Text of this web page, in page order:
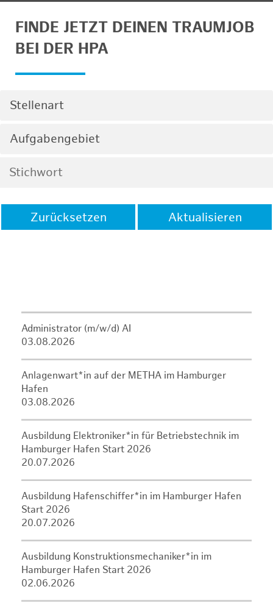
FINDE JETZT DEINEN TRAUMJOB
BEI DER HPA
Stellenart
Aufgabengebiet
Zurücksetzen Aktualisieren
Administrator (m/w/d) AI
03.08.2026
Anlagenwart*in auf der METHA im Hamburger
Hafen
03.08.2026
Ausbildung Elektroniker*in für Betriebstechnik im
Hamburger Hafen Start 2026
20.07.2026
Ausbildung Hafenschiffer*in im Hamburger Hafen
Start 2026
20.07.2026
Ausbildung Konstruktionsmechaniker*in im
Hamburger Hafen Start 2026
02.06.2026